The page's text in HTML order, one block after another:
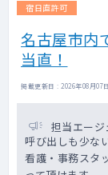
宿日直許可
名古屋市内
当直！
掲載更新日 : 2026年08月
担当エージ
呼び出しも少な
看護・事務スタ